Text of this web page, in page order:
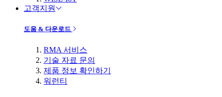
고객지원
도움 & 다운로드
RMA 서비스
기술 자료 문의
제품 정보 확인하기
워런티